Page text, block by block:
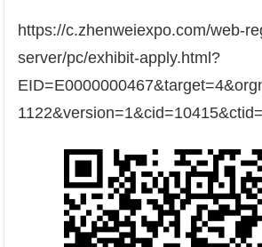
https://c.zhenweiexpo.com/web-
server/pc/exhibit-apply.html?